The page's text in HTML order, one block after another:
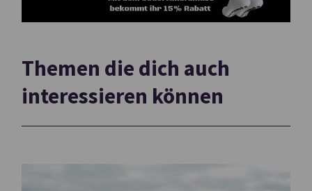
Themen die dich auch
interessieren können